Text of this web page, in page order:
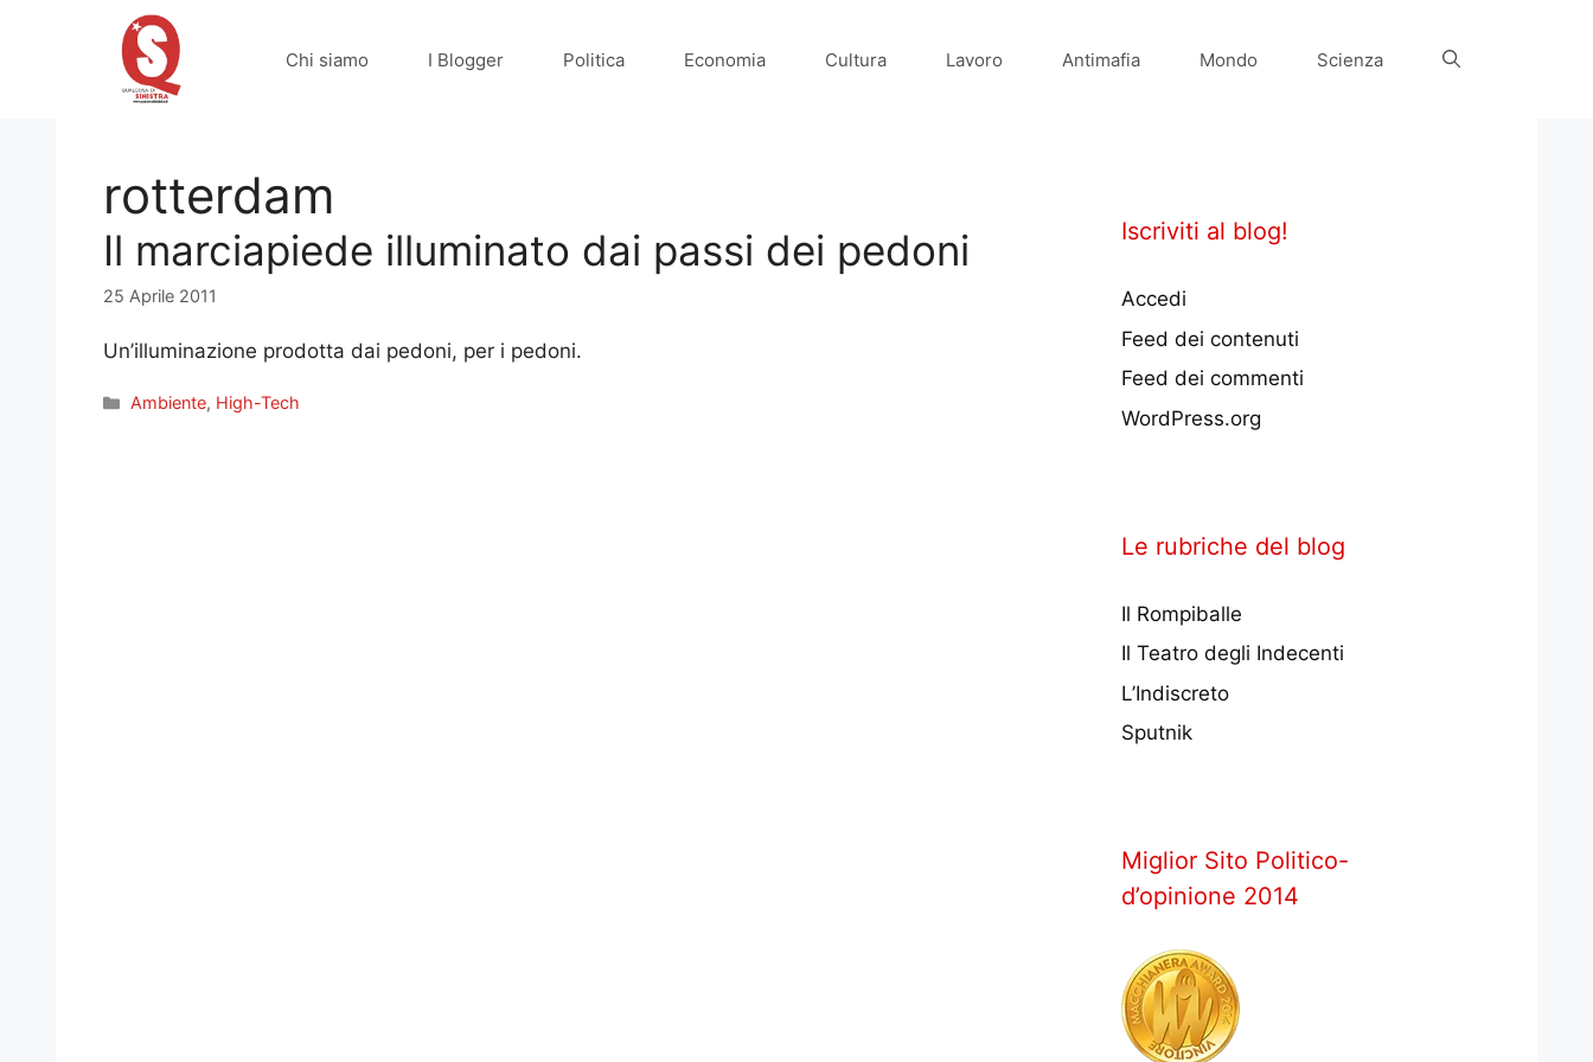
Chi siamo I Blogger Politica Economia Cultura Lavoro Antimafia Mondo Scienza
rotterdam
Il marciapiede illuminato dai passi dei pedoni
25 Aprile 2011
Un’illuminazione prodotta dai pedoni, per i pedoni.
Categorie
Ambiente, High-Tech
Iscriviti al blog!
Accedi
Feed dei contenuti
Feed dei commenti
WordPress.org
Le rubriche del blog
Il Rompiballe
Il Teatro degli Indecenti
L’Indiscreto
Sputnik
Miglior Sito Politico-
d’opinione 2014